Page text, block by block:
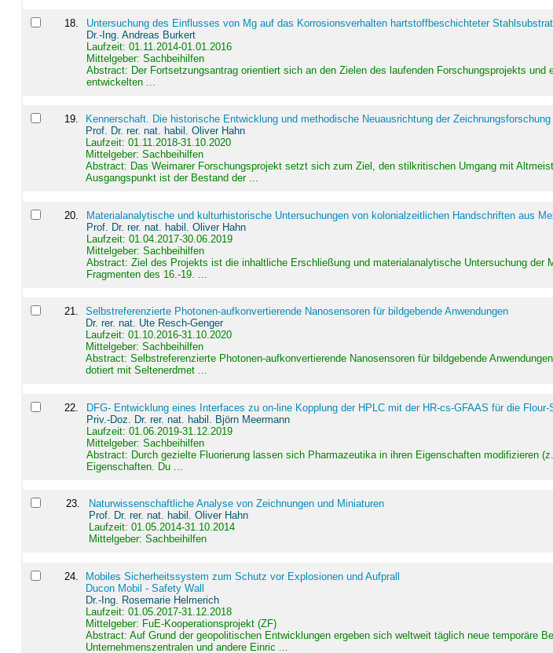
18
Untersuchung des Einflusses von Mg auf das Korrosionsverhalten hartstoffbeschichteter
Dr.-Ing. Andreas Burkert
Laufzeit: 01.11.2014-01.01.2016
Mittelgeber: Sachbeihilfen
Abstract: Der Fortsetzungsantrag orientiert sich an den Zielen des laufenden Forschungsprojekts
entwickelten ...
19.
Kennerschaft. Die historische Entwicklung und methodische Neuausrichtung der
Prof. Dr. rer. nat. habil. Oliver Hahn
Laufzeit: 01.11.2018-31.10.2020
Mittelgeber: Sachbeihilfen
Abstract: Das Weimarer Forschungsprojekt setzt sich zum Ziel, den stilkritischen Umgang mit
Ausgangspunkt ist der Bestand der ...
20
Materialanalytische und kulturhistorische Untersuchungen von kolonialzeitlichen Handschriften aus
Prof. Dr. rer. nat. habil. Oliver Hahn
Laufzeit: 01.04.2017-30.06.2019
Mittelgeber: Sachbeihilfen
Abstract: Ziel des Projekts ist die inhaltliche Erschließung und materialanalytische Untersuchung
Fragmenten des 16.-19. ...
21.
Selbstreferenzierte Photonen-aufkonvertierende Nanosensoren für bildgebende Anwendungen
Dr. rer. nat. Ute Resch-Genger
Laufzeit: 01.10.2016-31.10.2020
Mittelgeber: Sachbeihilfen
Abstract:Selbstreferenzierte Photonen-aufkonvertierende Nanosensoren für bildgebende
dotiert mit Seltenerdmet ...
22
DFG- Entwicklung eines Interfaces zu on-line Kopplung der HPLC mit der HR-cs-GFAAS für die Flour-
Priv.-Doz. Dr. rer. nat. habil. Björn Meermann
Laufzeit: 01.06.2019-31.12.2019
Mittelgeber: Sachbeihilfen
Abstract: Durch gezielte Fluorierung lassen sich Pharmazeutika in ihren Eigenschaften modifizieren
Eigenschaften. Du ...
23.
Naturwissenschaftliche Analyse von Zeichnungen und Miniaturen
Prof. Dr. rer. nat. habil. Oliver Hahn
Laufzeit: 01.05.2014-31.10.2014
Mittelgeber: Sachbeihilfen
24.
Mobiles Sicherheitssystem zum Schutz vor Explosionen und Aufprall
Ducon Mobil - Safety Wall
Dr.-Ing. Rosemarie Helmerich
Laufzeit: 01.05.2017-31.12.2018
Mittelgeber: FuE-Kooperationsprojekt (ZF)
Abstract:Auf Grund der geopolitischen Entwicklungen ergeben sich weltweit täglich neue temporäre
Unternehmenszentralen und andere Einric ...